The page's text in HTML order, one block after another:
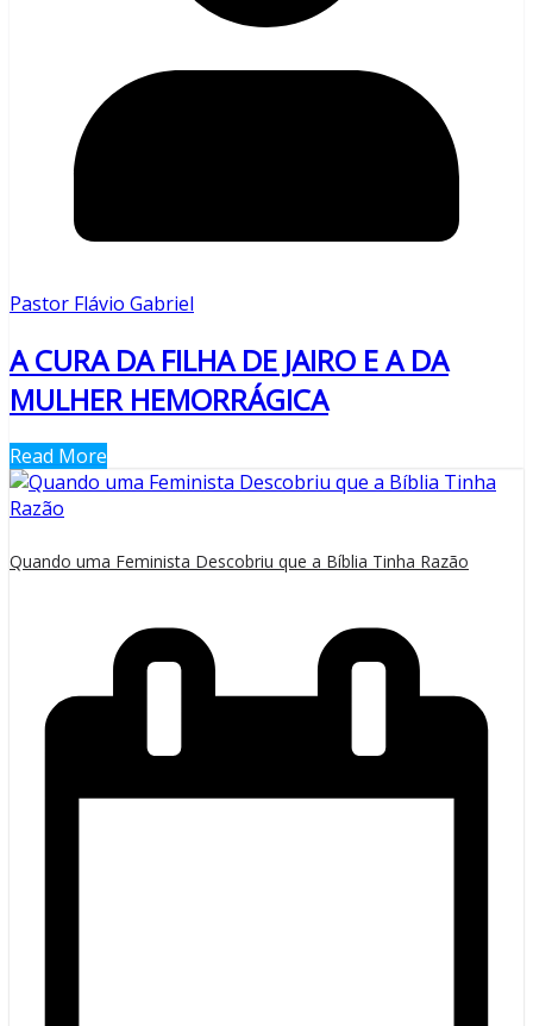
Pastor Flávio Gabriel
A CURA DA FILHA DE JAIRO E A DA
MULHER HEMORRÁGICA
Read More
Quando uma Feminista Descobriu que a Bíblia Tinha Razão